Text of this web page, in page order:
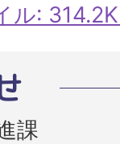
ル:
課